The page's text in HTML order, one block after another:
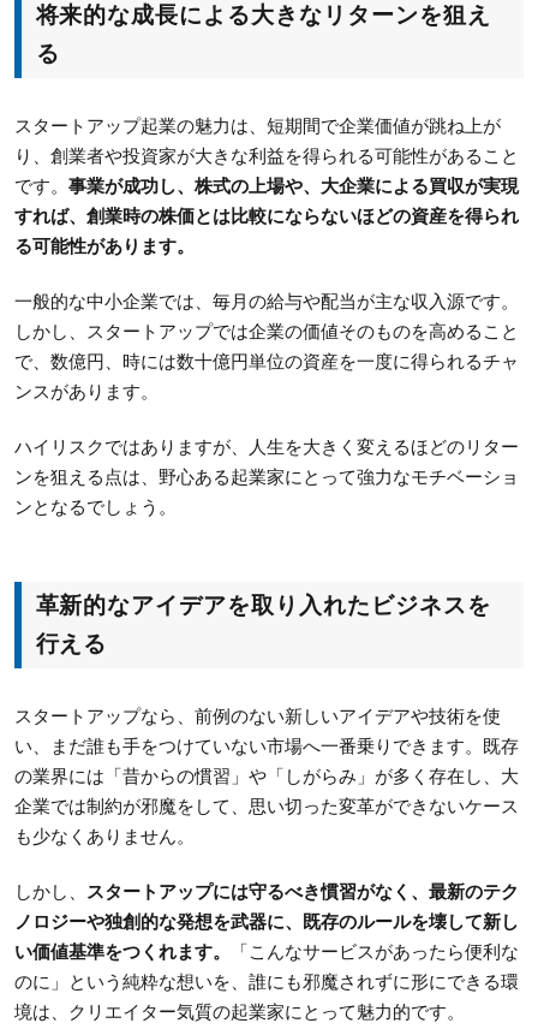
将来的な成長による大きなリターンを狙え
る
スタートアップ起業の魅力は、短期間で企業価値が跳ね上が
り、創業者や投資家が大きな利益を得られる可能性があること
です。 事業が成功し、株式の上場や、大企業による買収が実現
すれば、創業時の株価とは比較にならないほどの資産を得られ
る可能性があります。
一般的な中小企業では、毎月の給与や配当が主な収入源です。
しかし、スタートアップでは企業の価値そのものを高めること
で、数億円、時には数十億円単位の資産を一度に得られるチャ
ンスがあります。
ハイリスクではありますが、人生を大きく変えるほどのリター
ンを狙える点は、野心ある起業家にとって強力なモチベーショ
ンとなるでしょう。
革新的なアイデアを取り入れたビジネスを
行える
スタートアップなら、前例のない新しいアイデアや技術を使
い、まだ誰も手をつけていない市場へ一番乗りできます。既存
の業界には「昔からの慣習」や「しがらみ」が多く存在し、大
企業では制約が邪魔をして、思い切った変革ができないケース
も少なくありません。
しかし、
スタートアップには守るべき慣習がなく、最新のテク
ノロジーや独創的な発想を武器に、既存のルールを壊して新し
い価値基準をつくれます。
「こんなサービスがあったら便利な
のに」という純粋な想いを、誰にも邪魔されずに形にできる環
境は、クリエイター気質の起業家にとって魅力的です。